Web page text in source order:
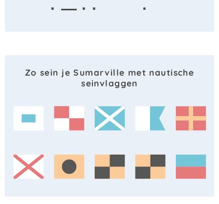
· — · ·
·
Zo sein je Sumarville met nautische
seinvlaggen